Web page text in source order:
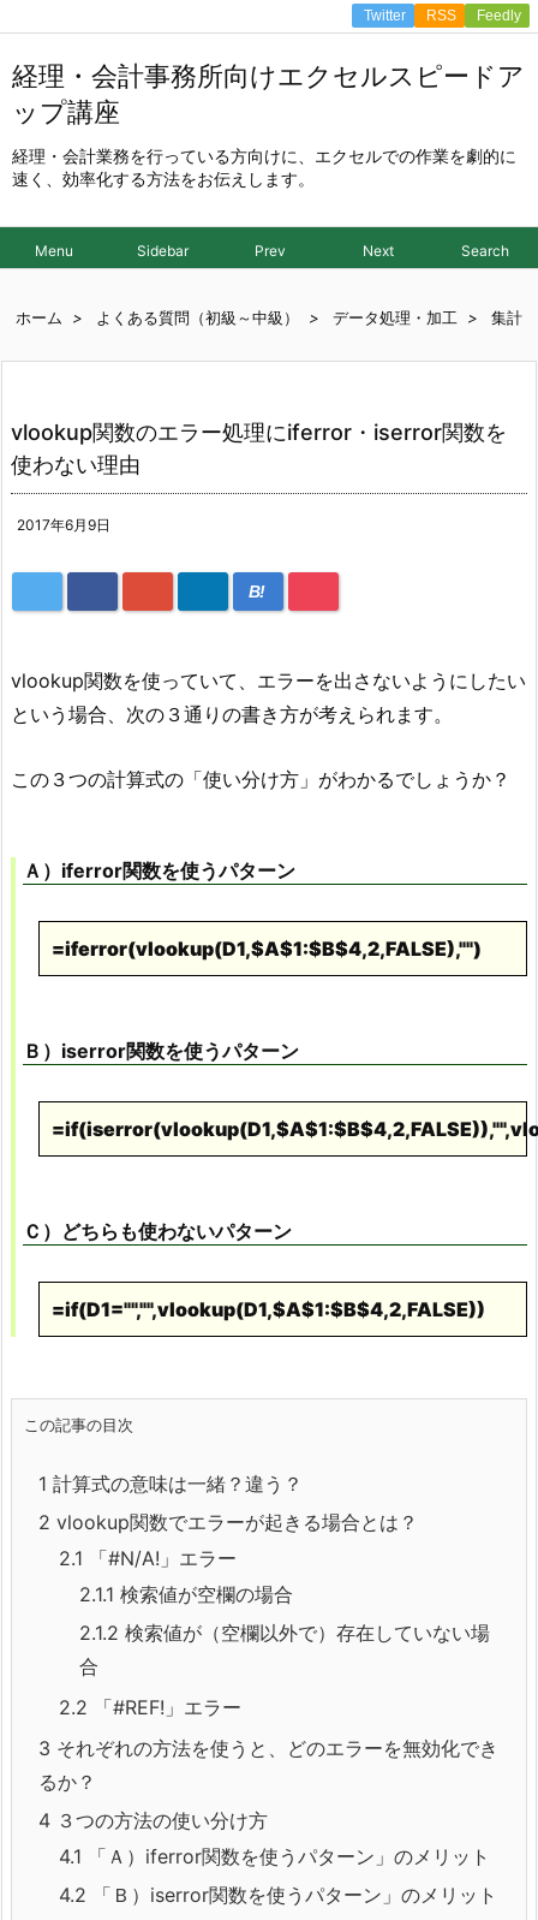
経理・会計事務所向けエクセルスピードア
ップ講座
経理・会計業務を行っている方向けに、エクセルでの作業を劇的に
速く、効率化する方法をお伝えします。
Menu Sidebar Prev Next Search
Twitter RSS Feedly
ホーム > よくある質問（初級～中級） > データ処理・加工 > 集計
vlookup関数のエラー処理にiferror・iserror関数を
使わない理由
2017年6月9日
B!
vlookup関数を使っていて、エラーを出さないようにしたい
という場合、次の３通りの書き方が考えられます。
この３つの計算式の「使い分け方」がわかるでしょうか？
Ａ）iferror関数を使うパターン
=iferror(vlookup(D1,$A$1:$B$4,2,FALSE),"")
Ｂ）iserror関数を使うパターン
Ｃ）どちらも使わないパターン
=if(D1="","",vlookup(D1,$A$1:$B$4,2,FALSE))
この記事の目次
1 計算式の意味は一緒？違う？
2 vlookup関数でエラーが起きる場合とは？
2.1 「#N/A!」エラー
2.1.1 検索値が空欄の場合
2.1.2 検索値が（空欄以外で）存在していない場
合
2.2 「#REF!」エラー
3 それぞれの方法を使うと、どのエラーを無効化でき
るか？
4 ３つの方法の使い分け方
4.1 「Ａ）iferror関数を使うパターン」のメリット
4.2 「Ｂ）iserror関数を使うパターン」のメリット